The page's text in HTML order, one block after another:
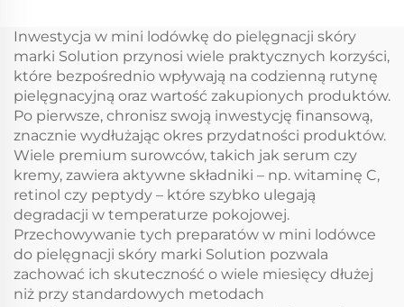
Lodówki
samochodowe
Lodówka Frzzers
Wbudowana lodówka
samochodowa 20L Dc
Mini lodówka
szufladowa
Inwestycja w mini lodówkę do pielęgnacji skóry
marki Solution przynosi wiele praktycznych korzyści,
które bezpośrednio wpływają na codzienną rutynę
pielęgnacyjną oraz wartość zakupionych produktów.
Po pierwsze, chronisz swoją inwestycję finansową,
znacznie wydłużając okres przydatności produktów.
Wiele premium surowców, takich jak serum czy
kremy, zawiera aktywne składniki – np. witaminę C,
retinol czy peptydy – które szybko ulegają
degradacji w temperaturze pokojowej.
Przechowywanie tych preparatów w mini lodówce
do pielęgnacji skóry marki Solution pozwala
zachować ich skuteczność o wiele miesięcy dłużej
niż przy standardowych metodach